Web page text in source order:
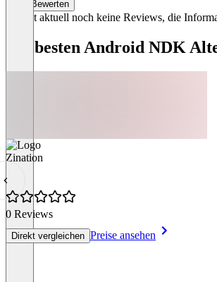
Bewerten
Es gibt aktuell noch keine Reviews, die
Die besten Android NDK
Zination
0 Reviews
Direkt vergleichen Preise ansehen